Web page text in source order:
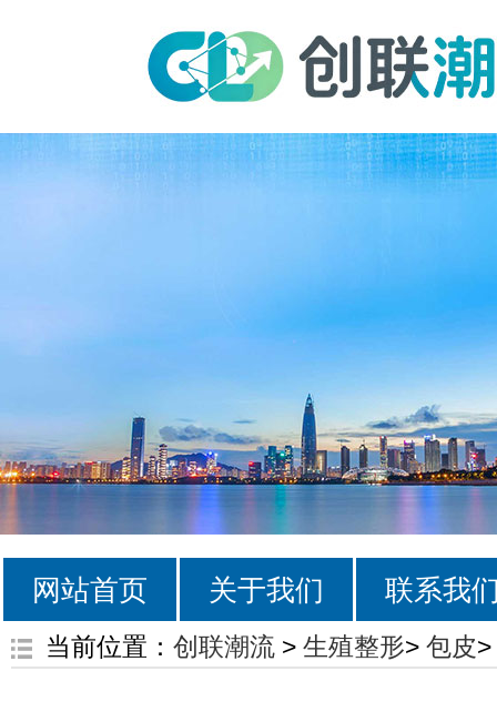
网站首页 关于我们 联系我
当前位置： 创联潮流> 生殖整形> 包皮>